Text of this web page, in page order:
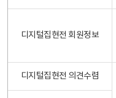
디지털집현전 회원정보
디지털집현전 의견수렴